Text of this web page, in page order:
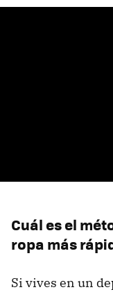
Cuál es el
ropa más
Si vives en un